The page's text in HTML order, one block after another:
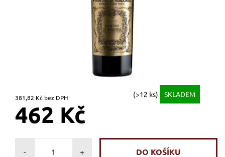
381,82 Kč bez DPH (>12 ks) SKLADEM
462 Kč
- +